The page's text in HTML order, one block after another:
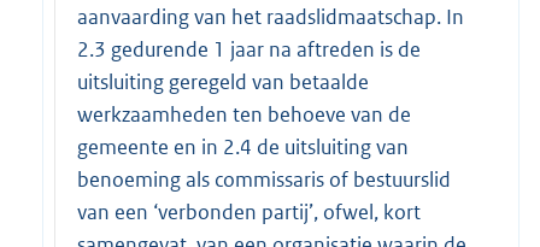
aanvaarding van het raadslidmaatschap. In
2.3 gedurende 1 jaar na aftreden is de
uitsluiting geregeld van betaalde
werkzaamheden ten behoeve van de
gemeente en in 2.4 de uitsluiting van
benoeming als commissaris of bestuurslid
van een ‘verbonden partij’, ofwel, kort